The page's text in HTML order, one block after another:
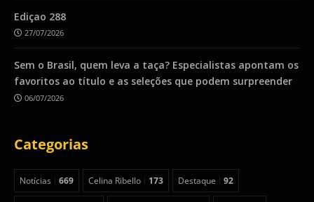
Ediçao 288
27/07/2026
Sem o Brasil, quem leva a taça? Especialistas apontam os
favoritos ao título e as seleções que podem surpreender
06/07/2026
Categorias
Notícias 669 Celina Ribello 173 Destaque 92